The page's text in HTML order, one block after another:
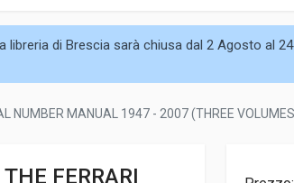
libreria di Brescia sarà chiusa dal 2 Agosto al
NUMBER MANUAL 1947 - 2007 (THREE
FERRARI